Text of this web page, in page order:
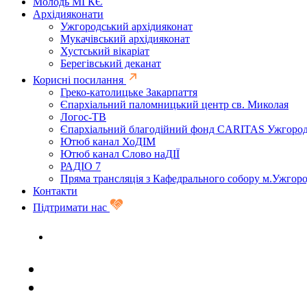
Архідияконати
Ужгородський архідияконат
Мукачівський архідияконат
Хустський вікаріат
Берегівський деканат
Корисні посилання
Греко-католицьке Закарпаття
Єпархіальний паломницький центр св. Миколая
Логос-ТВ
Єпархіальний благодійний фонд CARITAS
Ютюб канал ХоДІМ
Ютюб канал Слово наДІЇ
РАДІО 7
Пряма трансляція з Кафедрального собору
Контакти
Підтримати нас